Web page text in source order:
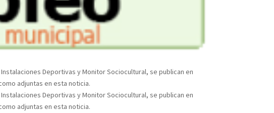
Deportivas y Monitor Sociocultural, se publican en
adjuntas en esta noticia.
Deportivas y Monitor Sociocultural, se publican en
adjuntas en esta noticia.